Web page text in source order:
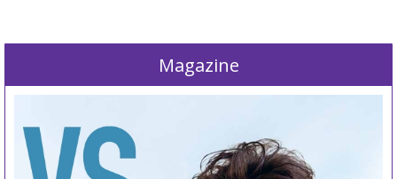
Magazine